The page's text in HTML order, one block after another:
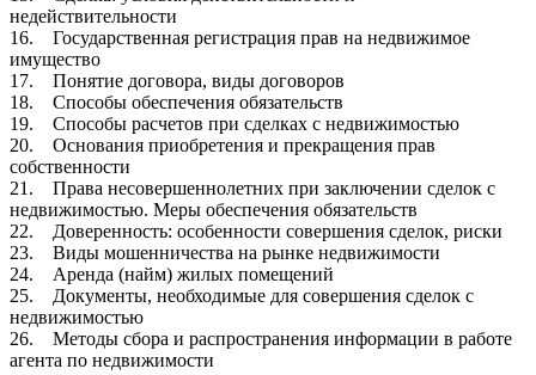
недействительности
16. Государственная регистрация прав на недвижимое
имущество
17. Понятие договора, виды договоров
18. Способы обеспечения обязательств
19. Способы расчетов при сделках с недвижимостью
20. Основания приобретения и прекращения прав
собственности
21. Права несовершеннолетних при заключении сделок с
недвижимостью. Меры обеспечения обязательств
22. Доверенность: особенности совершения сделок, риски
23. Виды мошенничества на рынке недвижимости
24. Аренда (найм) жилых помещений
25. Документы, необходимые для совершения сделок с
недвижимостью
26. Методы сбора и распространения информации в работе
агента по недвижимости